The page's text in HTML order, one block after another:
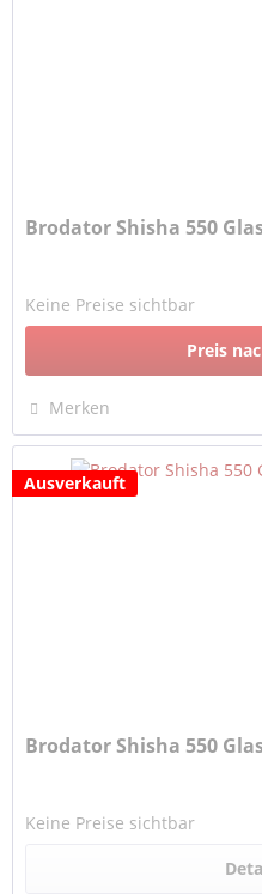
Brodator Shisha 550
Keine Preise sichtbar
Preis
Merken
Ausverkauft
Brodator Shisha 550
Keine Preise sichtbar